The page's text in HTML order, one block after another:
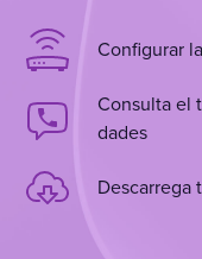
Configurar
Consulta el
dades
Descarrega